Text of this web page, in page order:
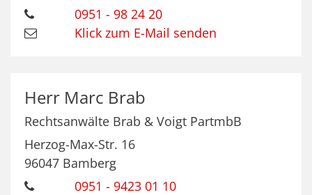
0951 - 98 24 20
Klick zum E-Mail senden
Herr Marc Brab
Rechtsanwälte Brab & Voigt PartmbB
Herzog-Max-Str. 16
96047 Bamberg
0951 - 9423 01 10